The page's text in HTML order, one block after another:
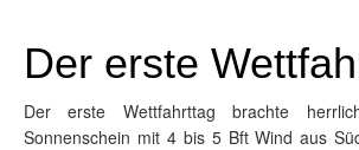
Der erste
Der erste Wettfahrttag brachte
Sonnenschein mit 4 bis 5 Bft Wind aus